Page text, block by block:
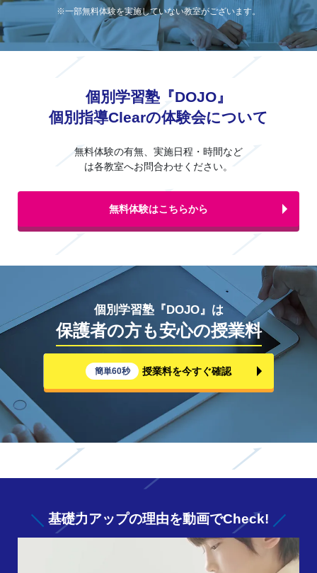
※一部無料体験を実施していない教室がございます。
個別学習塾『DOJO』
個別指導Clearの体験会について
無料体験の有無、実施日程・時間など
は各教室へお問合わせください。
無料体験はこちらから
個別学習塾『DOJO』は
保護者の方も安心の授業料
簡単60秒 授業料を今すぐ確認
基礎力アップの理由を動画でCheck!